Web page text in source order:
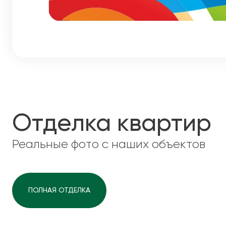
Отделка квартир
Реальные фото с наших объектов
ПОЛНАЯ ОТДЕЛКА